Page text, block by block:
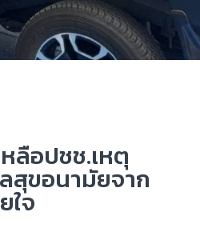
ลือปชช.เหตุ
สุขอนามัยจาก
ใจ